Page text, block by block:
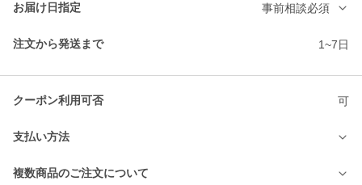
お届け日指定 事前相談必須
注文から発送まで 1~7日
クーポン利用可否 可
支払い方法
複数商品のご注文について